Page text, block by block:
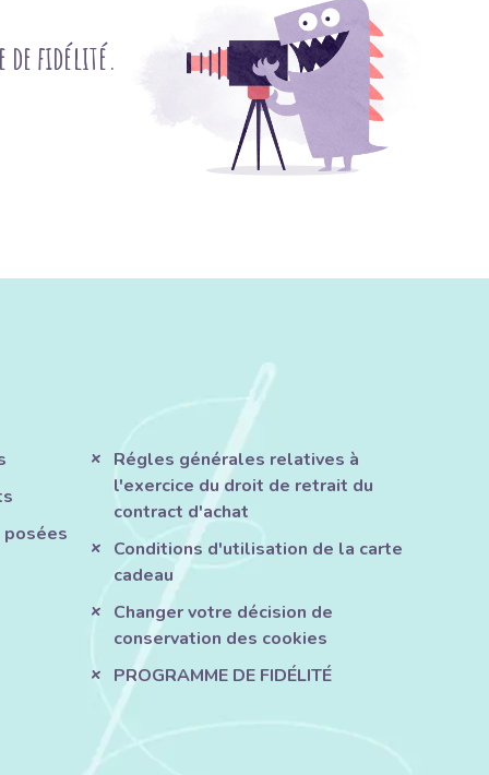
de fidélité.
Régles générales relatives à
l'exercice du droit de retrait du
contract d'achat
Conditions d'utilisation de la carte
cadeau
Changer votre décision de
conservation des cookies
PROGRAMME DE FIDÉLITÉ